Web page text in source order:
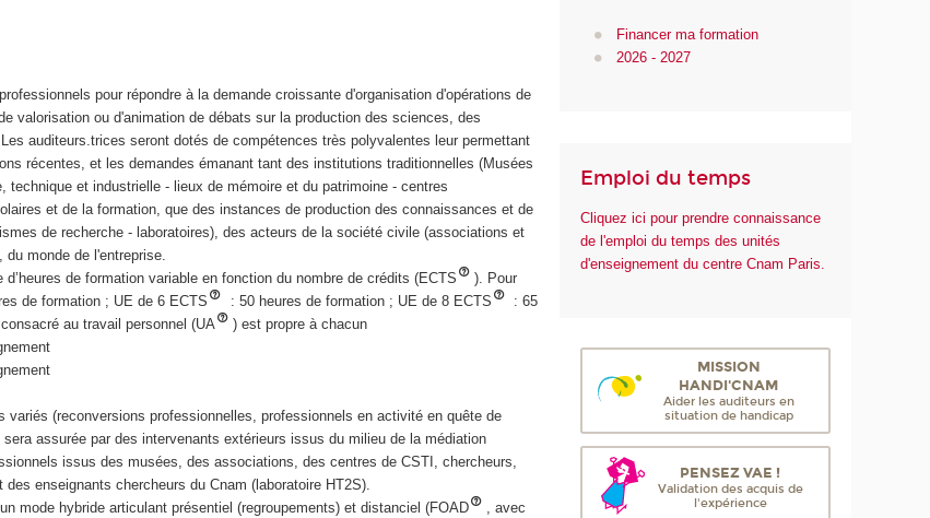
pour répondre à la demande croissante d'organisation d'opérations de
valorisation ou d'animation de débats sur la production des sciences, des
auditeurs.trices seront dotés de compétences très polyvalentes leur permettant
récentes, et les demandes émanant tant des institutions traditionnelles (Musées
technique et industrielle - lieux de mémoire et du patrimoine - centres
et de la formation, que des instances de production des connaissances et de
de recherche - laboratoires), des acteurs de la société civile (associations et
monde de l'entreprise.
de formation variable en fonction du nombre de crédits (ECTS
). Pour
de formation ; UE de 6 ECTS : 50 heures de formation ; UE de 8 ECTS
: 65
au travail personnel (UA
) est propre à chacun
variés (reconversions professionnelles, professionnels en activité en quête de
assurée par des intervenants extérieurs issus du milieu de la médiation
issus des musées, des associations, des centres de CSTI, chercheurs,
enseignants chercheurs du Cnam (laboratoire HT2S).
mode hybride articulant présentiel (regroupements) et distanciel (FOAD
, avec
Financer ma formation
2026 - 2027
Emploi du temps
Cliquez ici pour prendre connaissance
de l'emploi du temps des unités
d'enseignement du centre Cnam Paris.
MISSION
HANDI'CNAM
Aider les auditeurs en
situation de handicap
PENSEZ VAE !
Validation des acquis de
l'expérience